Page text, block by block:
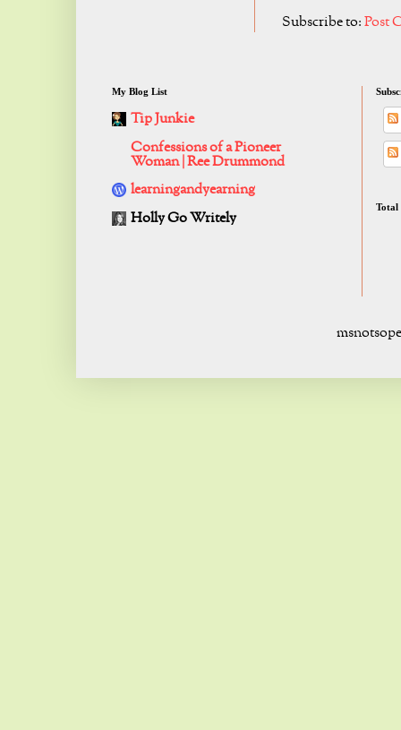
Subscribe to:Post
My Blog List
Tip Junkie
Confessions of a Pioneer
Woman | Ree Drummond
learningandyearning
Holly Go Writely
Total